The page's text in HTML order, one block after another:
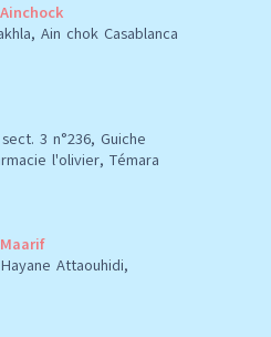
Ain chok Casablanca
3 n°236, Guiche
l'olivier, Témara
Attaouhidi,